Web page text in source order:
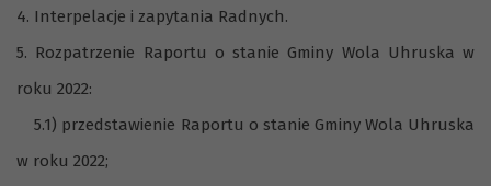
4. Interpelacje i zapytania Radnych.
5. Rozpatrzenie Raportu o stanie Gminy Wola Uhruska w
roku 2022:
5.1) przedstawienie Raportu o stanie Gminy Wola Uhruska
w roku 2022;